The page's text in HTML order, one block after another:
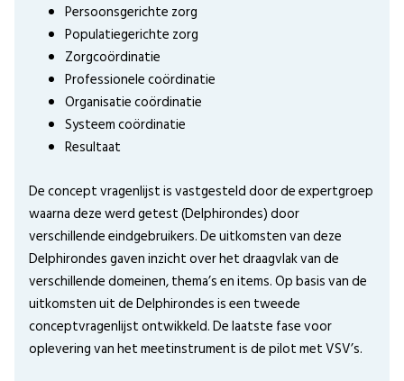
Persoonsgerichte zorg
Populatiegerichte zorg
Zorgcoördinatie
Professionele coördinatie
Organisatie coördinatie
Systeem coördinatie
Resultaat
De concept vragenlijst is vastgesteld door de expertgroep
waarna deze werd getest (Delphirondes) door
verschillende eindgebruikers. De uitkomsten van deze
Delphirondes gaven inzicht over het draagvlak van de
verschillende domeinen, thema’s en items. Op basis van de
uitkomsten uit de Delphirondes is een tweede
conceptvragenlijst ontwikkeld. De laatste fase voor
oplevering van het meetinstrument is de pilot met VSV’s.